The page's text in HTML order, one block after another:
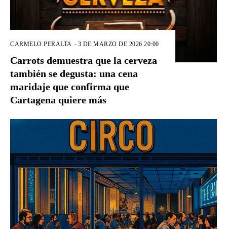
CARMELO PERALTA - 3 DE MARZO DE 2026 20:00
Carrots demuestra que la cerveza
también se degusta: una cena
maridaje que confirma que
Cartagena quiere más